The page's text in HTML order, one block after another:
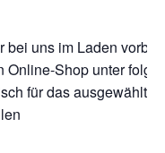
bei uns im Laden
Shop unter
für das